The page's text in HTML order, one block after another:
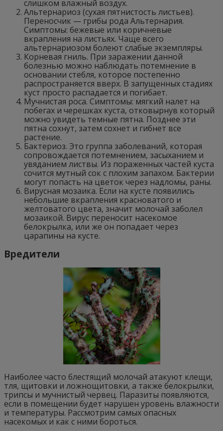
слишком влажный воздух.
Альтернариоз (сухая пятнистость листьев).
Переносчик — грибы рода Альтернария.
Симптомы: бежевые или коричневые
вкрапления на листьях. Чаще всего
альтернариозом болеют слабые экземпляры.
Корневая гниль. При заражении данной
болезнью можно наблюдать потемнение в
основании стебля, которое постепенно
распространяется вверх. В запущенных стадиях
куст просто распадается и погибает.
Мучнистая роса. Симптомы: мягкий налет на
побегах и черешках куста, отковырнув который
можно увидеть темные пятна. Позднее эти
пятна сохнут, затем сохнет и гибнет все
растение.
Бактериоз. Это группа заболеваний, которая
сопровождается потемнением, засыханием и
увяданием листвы. Из пораженных частей куста
сочится мутный сок с плохим запахом. Бактерии
могут попасть на цветок через надломы, раны.
Вирусная мозаика. Если на кусте появились
небольшие вкрапления красноватого и
желтоватого цвета, значит молочай заболел
мозаикой. Вирус переносит насекомое
белокрылка, или же он попадает через
царапины на кусте.
Вредители
Наиболее часто блестящий молочай атакуют клещи,
тля, щитовки и ложнощитовки, а также белокрылки,
трипсы и мучнистый червец. Паразиты появляются,
если в помещении будет нарушен уровень влажности
и температуры. Рассмотрим самых опасных
насекомых и как с ними бороться.